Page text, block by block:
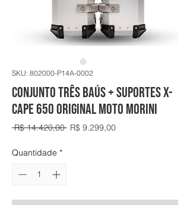
SKU: 802000-P14A-0002
Conjunto Três Baús + Suportes X-
Cape 650 Original Moto Morini
R$ 14.420,00 Preço
R$ 9.299,00Preço
Quantidade *